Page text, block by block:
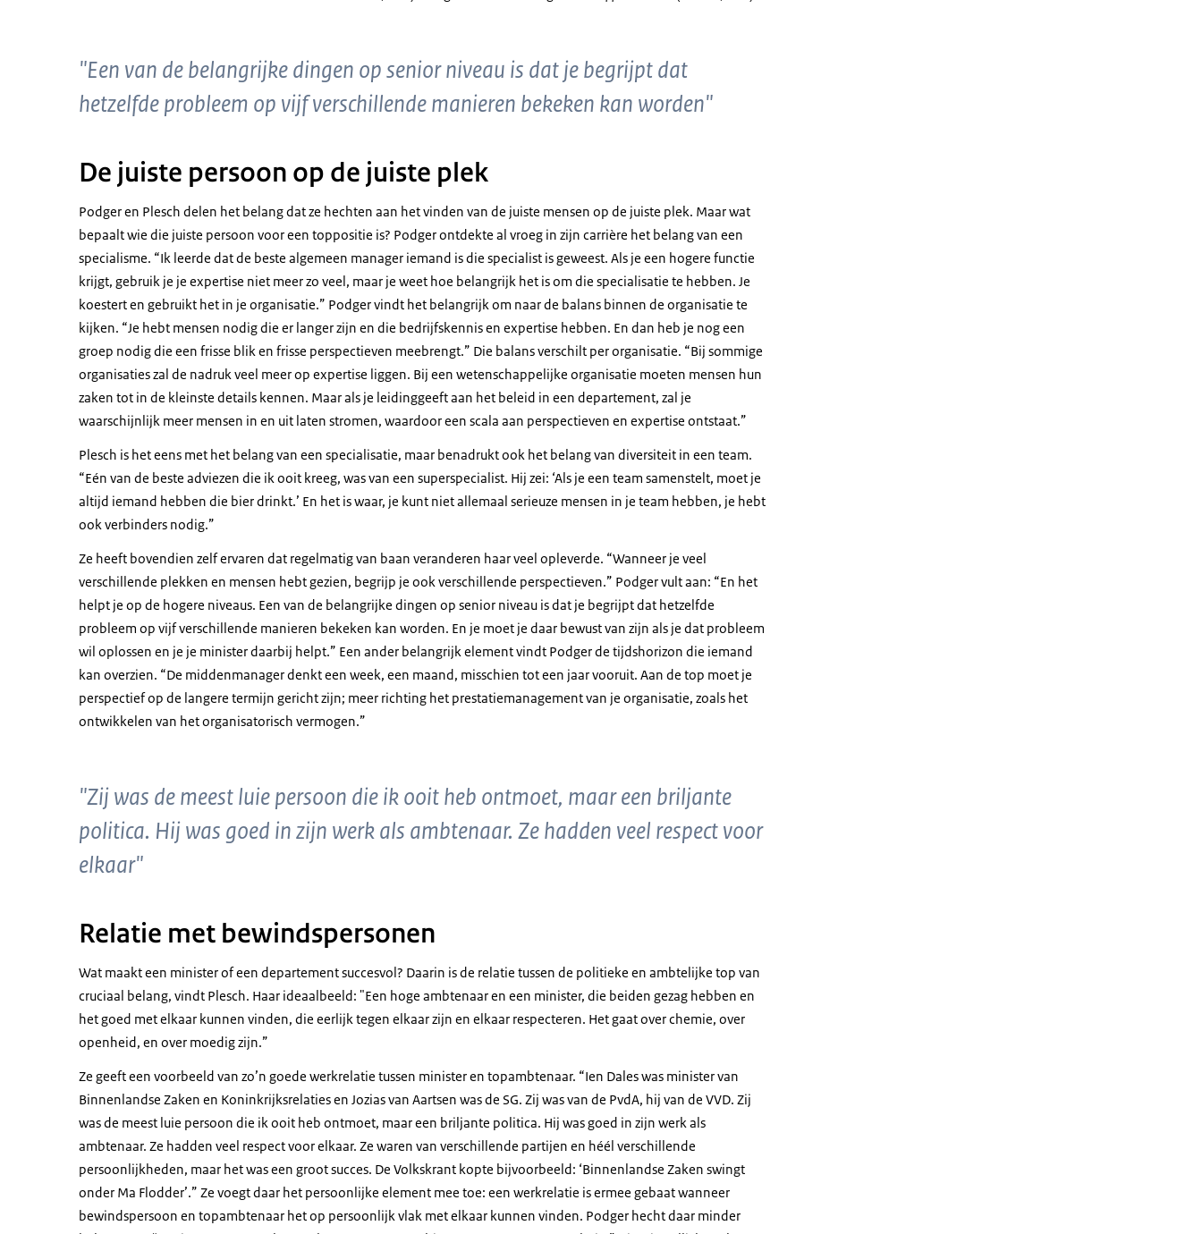
"Een van de belangrijke dingen op senior niveau is dat je begrijpt dat
hetzelfde probleem op vijf verschillende manieren bekeken kan worden"
De juiste persoon op de juiste plek
Podger en Plesch delen het belang dat ze hechten aan het vinden van de juiste mensen op de juiste plek. Maar wat
bepaalt wie die juiste persoon voor een toppositie is? Podger ontdekte al vroeg in zijn carrière het belang van een
specialisme. “Ik leerde dat de beste algemeen manager iemand is die specialist is geweest. Als je een hogere functie
krijgt, gebruik je je expertise niet meer zo veel, maar je weet hoe belangrijk het is om die specialisatie te hebben. Je
koestert en gebruikt het in je organisatie.” Podger vindt het belangrijk om naar de balans binnen de organisatie te
kijken. “Je hebt mensen nodig die er langer zijn en die bedrijfskennis en expertise hebben. En dan heb je nog een
groep nodig die een frisse blik en frisse perspectieven meebrengt.” Die balans verschilt per organisatie. “Bij sommige
organisaties zal de nadruk veel meer op expertise liggen. Bij een wetenschappelijke organisatie moeten mensen hun
zaken tot in de kleinste details kennen. Maar als je leidinggeeft aan het beleid in een departement, zal je
waarschijnlijk meer mensen in en uit laten stromen, waardoor een scala aan perspectieven en expertise ontstaat.”
Plesch is het eens met het belang van een specialisatie, maar benadrukt ook het belang van diversiteit in een team.
“Eén van de beste adviezen die ik ooit kreeg, was van een superspecialist. Hij zei: ‘Als je een team samenstelt, moet je
altijd iemand hebben die bier drinkt.’ En het is waar, je kunt niet allemaal serieuze mensen in je team hebben, je hebt
ook verbinders nodig.”
Ze heeft bovendien zelf ervaren dat regelmatigvan baan veranderen haar veel opleverde. “Wanneer je veel
verschillende plekken en mensen hebt gezien, begrijp je ook verschillende perspectieven.” Podger vult aan: “En het
helpt je op de hogere niveaus. Een van de belangrijke dingen op senior niveau is dat je begrijpt dat hetzelfde
probleem op vijf verschillende manieren bekeken kan worden. En je moet je daar bewust van zijn als je dat probleem
wil oplossen en je je minister daarbij helpt.” Een ander belangrijk element vindt Podger de tijdshorizon die iemand
kan overzien. “De middenmanager denkt een week, een maand, misschien tot een jaar vooruit. Aan de top moet je
perspectief op de langere termijn gericht zijn; meer richting het prestatiemanagement van je organisatie, zoals het
ontwikkelen van het organisatorisch vermogen.”
"Zij was de meest luie persoon die ik ooit heb ontmoet, maar een briljante
politica. Hij was goed in zijn werk als ambtenaar. Ze hadden veel respect voor
elkaar"
Relatie met bewindspersonen
Wat maakt een minister of een departement succesvol? Daarin is de relatie tussen de politieke en ambtelijke top van
cruciaal belang, vindt Plesch. Haar ideaalbeeld: "Een hoge ambtenaar en een minister, die beiden gezag hebben en
het goed met elkaar kunnen vinden, die eerlijk tegen elkaar zijn en elkaar respecteren. Het gaat over chemie, over
openheid, en over moedig zijn.”
Ze geeft een voorbeeld van zo’n goede werkrelatie tussen minister en topambtenaar. “Ien Dales was minister van
Binnenlandse Zaken en Koninkrijksrelaties en Jozias van Aartsen was de SG. Zij was van de PvdA, hij van de VVD. Zij
was de meest luie persoon die ik ooit heb ontmoet, maar een briljante politica. Hij was goed in zijn werk als
ambtenaar. Ze hadden veel respect voor elkaar. Ze waren van verschillende partijen en héél verschillende
persoonlijkheden, maar het was een groot succes. De Volkskrant kopte bijvoorbeeld: ‘Binnenlandse Zaken swingt
onder Ma Flodder’.” Ze voegt daar het persoonlijke element mee toe: een werkrelatie is ermee gebaat wanneer
bewindspersoon en topambtenaar het op persoonlijk vlak met elkaar kunnen vinden. Podger hecht daar minder